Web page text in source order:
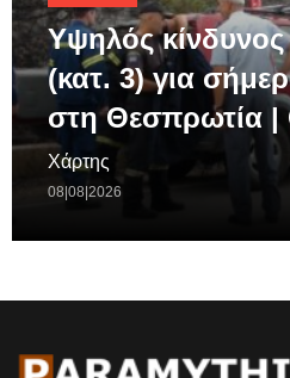
Υψηλός
(κατ. 3) για
στη Θεσπρωτία
Χάρτης
08|08|2026